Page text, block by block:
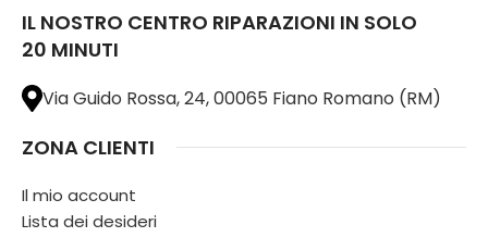
IL NOSTRO CENTRO RIPARAZIONI IN SOLO
20 MINUTI
Via Guido Rossa, 24, 00065 Fiano Romano (RM)
ZONA CLIENTI
Il mio account
Lista dei desideri